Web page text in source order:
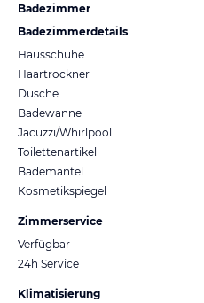
Badezimmer
Badezimmerdetails
Hausschuhe
Haartrockner
Dusche
Badewanne
Jacuzzi/Whirlpool
Toilettenartikel
Bademantel
Kosmetikspiegel
Zimmerservice
Verfügbar
24h Service
Klimatisierung